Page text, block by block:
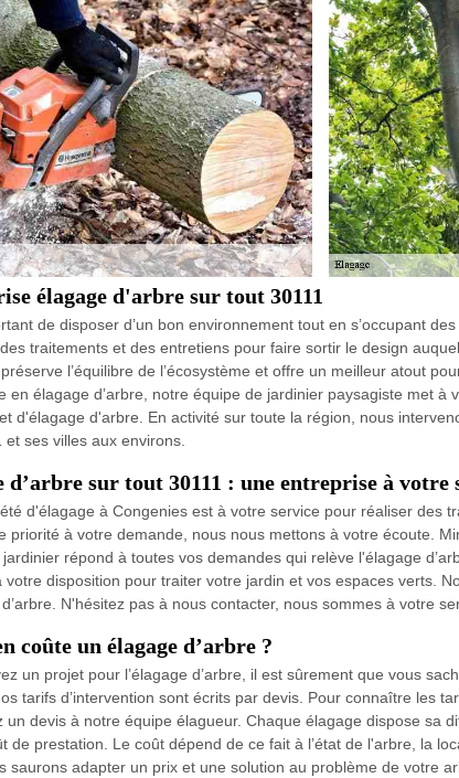
élagage d'arbre sur tout 30111
de disposer d’un bon environnement tout en s’occupant
traitements et des entretiens pour faire sortir le design
l’équilibre de l’écosystème et offre un meilleur atout
en élagage d’arbre, notre équipe de jardinier paysagiste met à
d'élagage d'arbre. En activité sur toute la région, nous
et ses villes aux environs.
d’arbre sur tout 30111 : une entreprise à votre
d'élagage à Congenies est à votre service pour réaliser des
priorité à votre demande, nous nous mettons à votre écoute.
répond à toutes vos demandes qui relève l'élagage
votre disposition pour traiter votre jardin et vos espaces verts.
d’arbre. N'hésitez pas à nous contacter, nous sommes à votre
coûte un élagage d’arbre ?
un projet pour l’élagage d’arbre, il est sûrement que vous
tarifs d’intervention sont écrits par devis. Pour connaître les
un devis à notre équipe élagueur. Chaque élagage dispose sa
de prestation. Le coût dépend de ce fait à l’état de l'arbre, la
saurons adapter un prix et une solution au problème de votre